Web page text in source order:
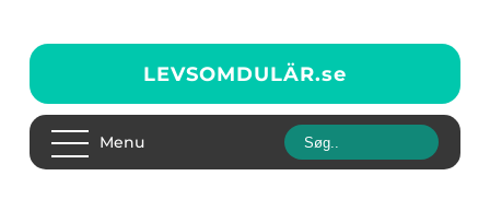
LEVSOMDULÄR.se
Menu